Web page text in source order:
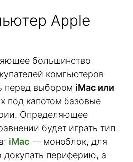
Apple
большинство
компьютеров
перед выбором iMac или
под капотом базовые
Определяющее
будет играть тип
iMac — моноблок, для
докупать периферию, а